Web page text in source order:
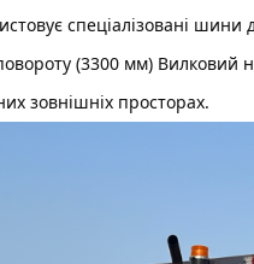
спеціалізовані шини
(3300 мм) Вилковий
зовнішніх просторах.